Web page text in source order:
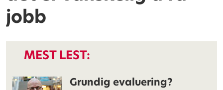
jobb
MEST LEST:
Grundig evaluering?